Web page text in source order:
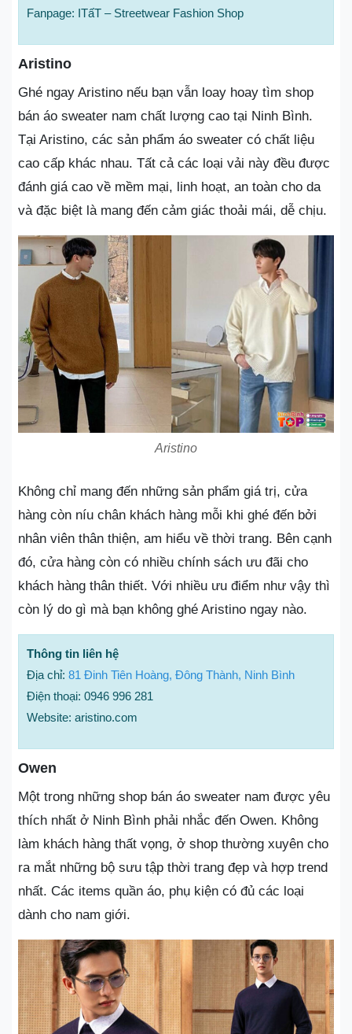
Fanpage: ITấT – Streetwear Fashion Shop
Aristino
Ghé ngay Aristino nếu bạn vẫn loay hoay tìm shop
bán áo sweater nam chất lượng cao tại Ninh Bình.
Tại Aristino, các sản phẩm áo sweater có chất liệu
cao cấp khác nhau. Tất cả các loại vải này đều được
đánh giá cao về mềm mại, linh hoạt, an toàn cho da
và đặc biệt là mang đến cảm giác thoải mái, dễ chịu.
Aristino
Không chỉ mang đến những sản phẩm giá trị, cửa
hàng còn níu chân khách hàng mỗi khi ghé đến bởi
nhân viên thân thiện, am hiểu về thời trang. Bên cạnh
đó, cửa hàng còn có nhiều chính sách ưu đãi cho
khách hàng thân thiết. Với nhiều ưu điểm như vậy thì
còn lý do gì mà bạn không ghé Aristino ngay nào.
Thông tin liên hệ
Địa chỉ: 81 Đinh Tiên Hoàng, Đông Thành, Ninh Bình
Điện thoại: 0946 996 281
Website: aristino.com
Owen
Một trong những shop bán áo sweater nam được yêu
thích nhất ở Ninh Bình phải nhắc đến Owen. Không
làm khách hàng thất vọng, ở shop thường xuyên cho
ra mắt những bộ sưu tập thời trang đẹp và hợp trend
nhất. Các items quần áo, phụ kiện có đủ các loại
dành cho nam giới.